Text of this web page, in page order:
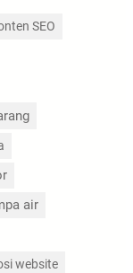
SEO
air
website